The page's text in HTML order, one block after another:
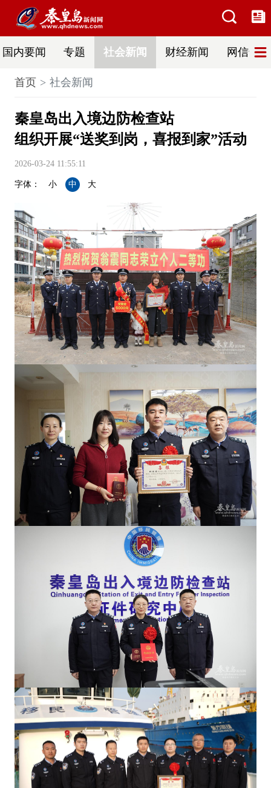
国内要闻 专题 社会新闻 财经新闻 网信普法
首页 社会新闻
秦皇岛出入境边防检查站
组织开展“送奖到岗，喜报到家”活动
2026-03-24 11:55:11
字体： 小 中 大